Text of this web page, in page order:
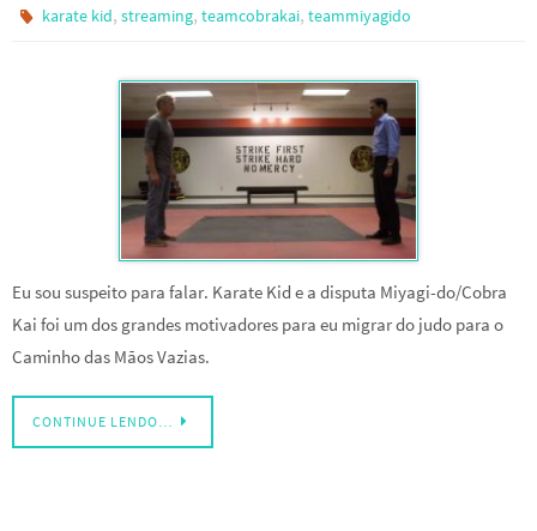
karate kid,streaming,teamcobrakai,teammiyagido
Eu sou suspeito para falar. Karate Kid e a disputa Miyagi-do/Cobra
Kai foi um dos grandes motivadores para eu migrar do judo para o
Caminho das Mãos Vazias.
CONTINUE LENDO…